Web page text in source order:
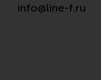
info@line-f.ru